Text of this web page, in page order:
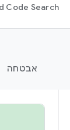
Code Search
אבטחה